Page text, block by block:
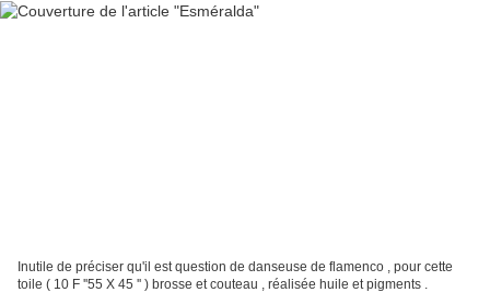
Inutile de préciser qu'il est question de danseuse de flamenco , pour cette
toile ( 10 F ''55 X 45 '' ) brosse et couteau , réalisée huile et pigments .